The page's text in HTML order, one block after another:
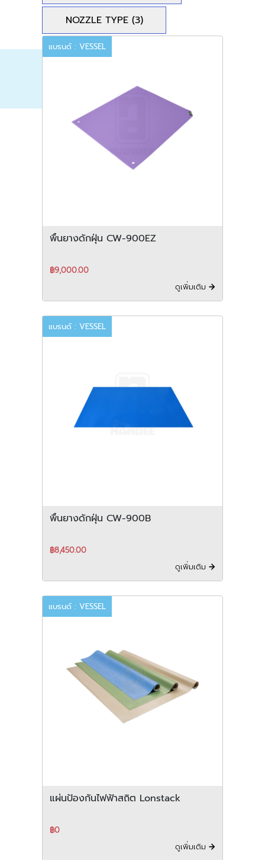
NOZZLE TYPE (3)
แบรนด์ : VESSEL
พื้นยางดักฝุ่น CW-900EZ
฿9,000.00
ดูเพิ่มเติม
แบรนด์ : VESSEL
พื้นยางดักฝุ่น CW-900B
฿8,450.00
ดูเพิ่มเติม
แบรนด์ : VESSEL
แผ่นป้องกันไฟฟ้าสถิต Lonstack
฿0
ดูเพิ่มเติม